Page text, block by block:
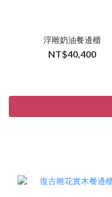
浮雕奶油餐邊櫃
NT$40,400